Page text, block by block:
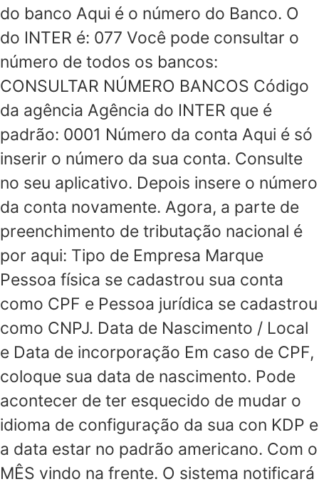
do banco Aqui é o número do Banco. O
do INTER é: 077 Você pode consultar o
número de todos os bancos:
CONSULTAR NÚMERO BANCOS Código
da agência Agência do INTER que é
padrão: 0001 Número da conta Aqui é só
inserir o número da sua conta. Consulte
no seu aplicativo. Depois insere o número
da conta novamente. Agora, a parte de
preenchimento de tributação nacional é
por aqui: Tipo de Empresa Marque
Pessoa física se cadastrou sua conta
como CPF e Pessoa jurídica se cadastrou
como CNPJ. Data de Nascimento / Local
e Data de incorporação Em caso de CPF,
coloque sua data de nascimento. Pode
acontecer de ter esquecido de mudar o
idioma de configuração da sua con KDP e
a data estar no padrão americano. Com o
MÊS vindo na frente. O sistema notificará